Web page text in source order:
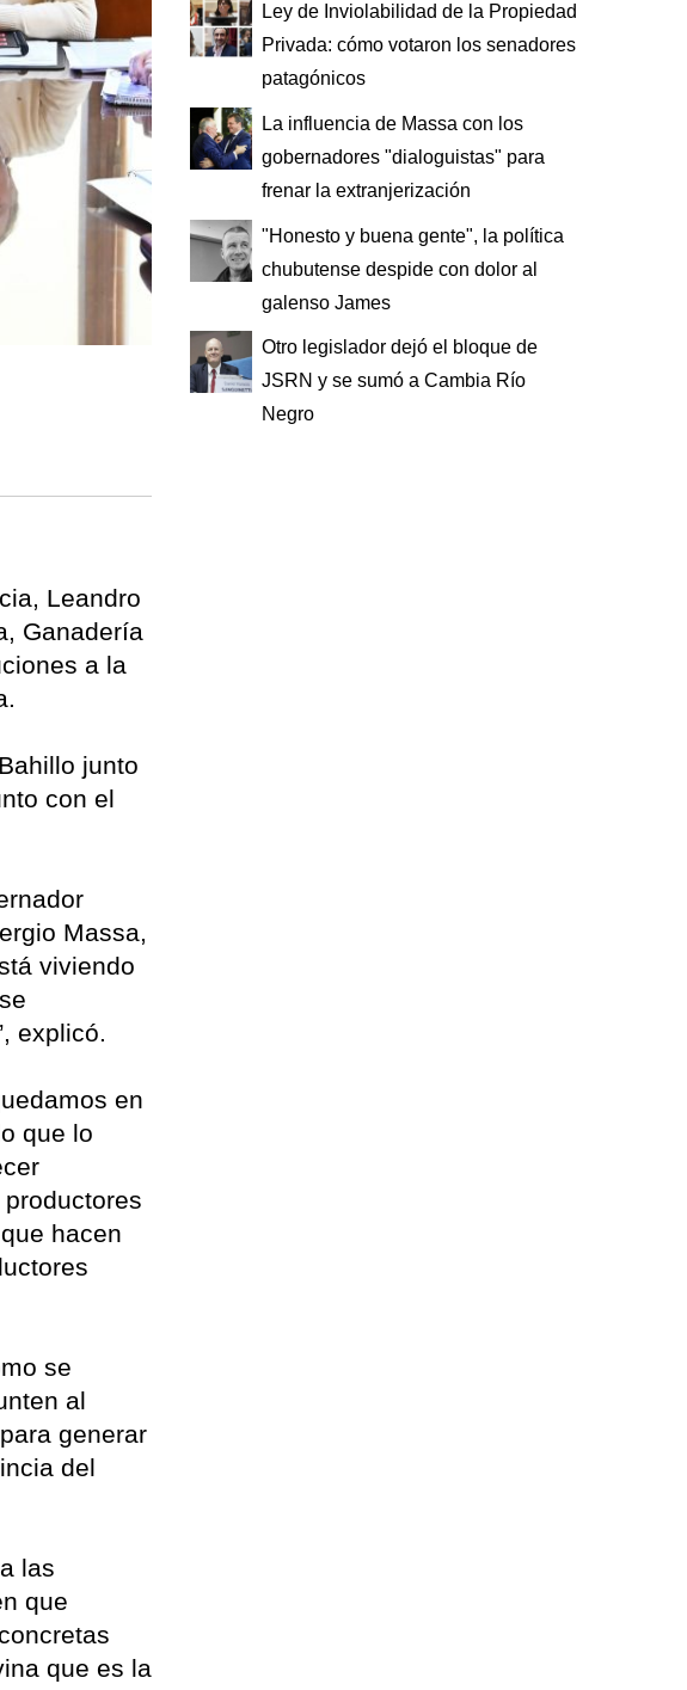
Leandro
Ganadería
a la
junto
con el
Massa,
viviendo
explicó.
en
que lo
hacen
se
al
generar
del
las
que
que es la
Ley de Inviolabilidad de la Propiedad
Privada: cómo votaron los senadores
patagónicos
La influencia de Massa con los
gobernadores "dialoguistas" para
frenar la extranjerización
"Honesto y buena gente", la política
chubutense despide con dolor al
galenso James
Otro legislador dejó el bloque de
JSRN y se sumó a Cambia Río
Negro